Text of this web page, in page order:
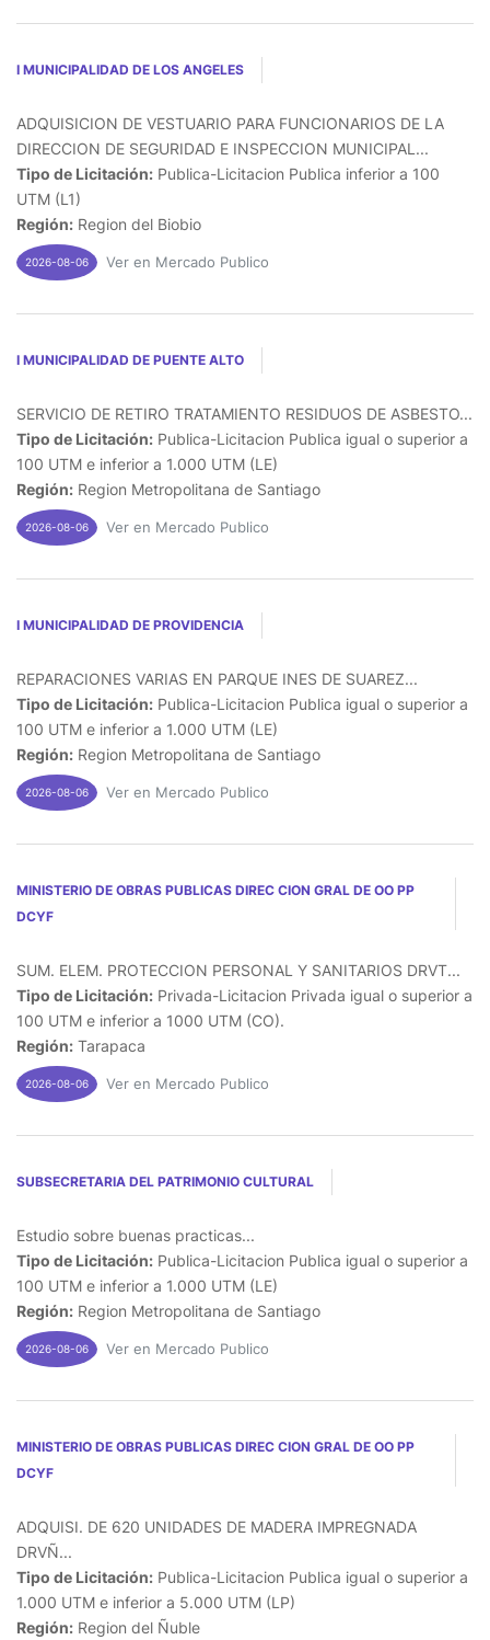
I MUNICIPALIDAD DE LOS ANGELES
ADQUISICION DE VESTUARIO PARA FUNCIONARIOS DE LA
DIRECCION DE SEGURIDAD E INSPECCION MUNICIPAL...
Tipo de Licitación: Publica-Licitacion Publica inferior a 100
UTM (L1)
Región: Region del Biobio
2026-08-06 Ver en Mercado Publico
I MUNICIPALIDAD DE PUENTE ALTO
SERVICIO DE RETIRO TRATAMIENTO RESIDUOS DE ASBESTO...
Tipo de Licitación: Publica-Licitacion Publica igual o superior a
100 UTM e inferior a 1.000 UTM (LE)
Región: Region Metropolitana de Santiago
2026-08-06 Ver en Mercado Publico
I MUNICIPALIDAD DE PROVIDENCIA
REPARACIONES VARIAS EN PARQUE INES DE SUAREZ...
Tipo de Licitación: Publica-Licitacion Publica igual o superior a
100 UTM e inferior a 1.000 UTM (LE)
Región: Region Metropolitana de Santiago
2026-08-06 Ver en Mercado Publico
MINISTERIO DE OBRAS PUBLICAS DIREC CION GRAL DE OO PP
DCYF
SUM. ELEM. PROTECCION PERSONAL Y SANITARIOS DRVT...
Tipo de Licitación: Privada-Licitacion Privada igual o superior a
100 UTM e inferior a 1000 UTM (CO).
Región: Tarapaca
2026-08-06 Ver en Mercado Publico
SUBSECRETARIA DEL PATRIMONIO CULTURAL
Estudio sobre buenas practicas...
Tipo de Licitación: Publica-Licitacion Publica igual o superior a
100 UTM e inferior a 1.000 UTM (LE)
Región: Region Metropolitana de Santiago
2026-08-06 Ver en Mercado Publico
MINISTERIO DE OBRAS PUBLICAS DIREC CION GRAL DE OO PP
DCYF
ADQUISI. DE 620 UNIDADES DE MADERA IMPREGNADA
DRVÑ...
Tipo de Licitación: Publica-Licitacion Publica igual o superior a
1.000 UTM e inferior a 5.000 UTM (LP)
Región: Region del Ñuble